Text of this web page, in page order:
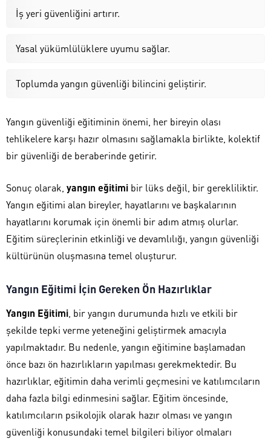
İş yeri güvenliğini artırır.
Yasal yükümlülüklere uyumu sağlar.
Toplumda yangın güvenliği bilincini geliştirir.
Yangın güvenliği eğitiminin önemi, her bireyin olası
tehlikelere karşı hazır olmasını sağlamakla birlikte, kolektif
bir güvenliği de beraberinde getirir.
Sonuç olarak, yangın eğitimi bir lüks değil, bir gerekliliktir.
Yangın eğitimi alan bireyler, hayatlarını ve başkalarının
hayatlarını korumak için önemli bir adım atmış olurlar.
Eğitim süreçlerinin etkinliği ve devamlılığı, yangın güvenliği
kültürünün oluşmasına temel oluşturur.
Yangın Eğitimi İçin Gereken Ön Hazırlıklar
Yangın Eğitimi , bir yangın durumunda hızlı ve etkili bir
şekilde tepki verme yeteneğini geliştirmek amacıyla
yapılmaktadır. Bu nedenle, yangın eğitimine başlamadan
önce bazı ön hazırlıkların yapılması gerekmektedir. Bu
hazırlıklar, eğitimin daha verimli geçmesini ve katılımcıların
daha fazla bilgi edinmesini sağlar. Eğitim öncesinde,
katılımcıların psikolojik olarak hazır olması ve yangın
güvenliği konusundaki temel bilgileri biliyor olmaları